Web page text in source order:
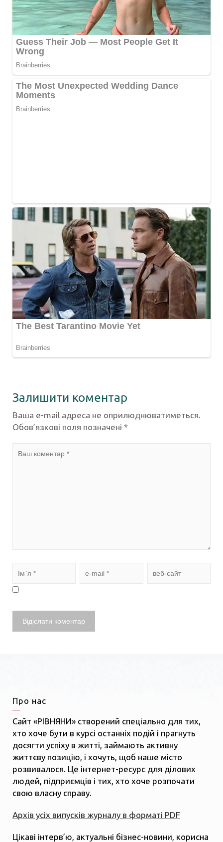
Залишити коментар
Ваша e-mail адреса не оприлюднюватиметься.
Обов’язкові поля позначені *
Про нас
Сайт «РІВНЯНИ» створений спеціально для тих,
хто хоче бути в курсі останніх подій і прагнуть
досягти успіху в житті, займають активну
життєву позицію, і хочуть, щоб наше місто
розвивалося. Це інтернет-ресурс для ділових
людей, підприємців і тих, хто хоче розпочати
свою власну справу.
Архів усіх випусків журналу в форматі PDF
Цікаві інтерв’ю, актуальні бізнес-новини, корисна